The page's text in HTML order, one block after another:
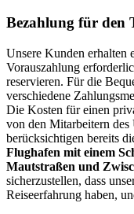
Bezahlung für den
Unsere Kunden erhalten
Vorauszahlung
reservieren. Für die
verschiedene
Die Kosten für einen
von den Mitarbeitern des
berücksichtigen bereits
Flughafen mit einem
Mautstraßen und
sicherzustellen, dass
Reiseerfahrung haben,